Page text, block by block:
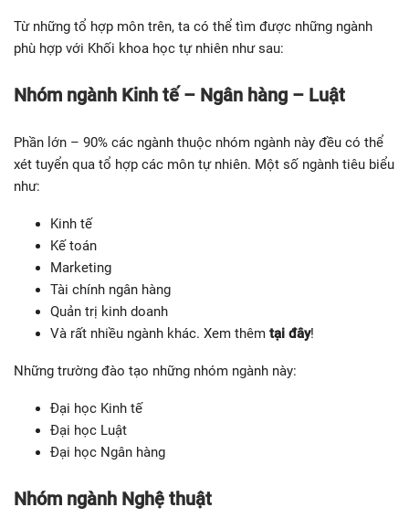
Từ những tổ hợp môn trên, ta có thể tìm được những ngành
phù hợp với Khối khoa học tự nhiên như sau:
Nhóm ngành Kinh tế – Ngân hàng – Luật
Phần lớn – 90% các ngành thuộc nhóm ngành này đều có thể
xét tuyển qua tổ hợp các môn tự nhiên. Một số ngành tiêu biểu
như:
Kinh tế
Kế toán
Marketing
Tài chính ngân hàng
Quản trị kinh doanh
Và rất nhiều ngành khác. Xem thêm tại đây!
Những trường đào tạo những nhóm ngành này:
Đại học Kinh tế
Đại học Luật
Đại học Ngân hàng
Nhóm ngành Nghệ thuật